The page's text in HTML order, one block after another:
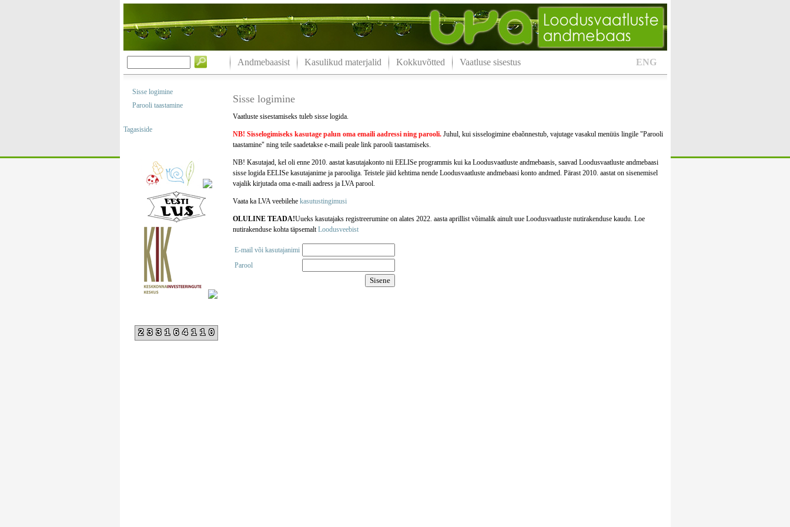
ENG
Andmebaasist Kasulikud materjalid Kokkuvõtted Vaatluse sisestus
Sisse logimine
Parooli taastamine
Tagasiside
233164110
Sisse logimine
Vaatluste sisestamiseks tuleb sisse logida.
NB! Sisselogimiseks kasutage palun oma emaili aadressining parooli.Juhul, kui sisselogimine ebaõnnestub, vajutage vasakul menüüs lingile "Parooli
taastamine" ning teile saadetakse e-maili peale link parooli taastamiseks.
NB! Kasutajad, kel oli enne 2010. aastat kasutajakonto nii EELISe programmis kui ka Loodusvaatluste andmebaasis, saavad Loodusvaatluste andmebaasi
sisse logida EELISe kasutajanime ja parooliga. Teistele jäid kehtima nende Loodusvaatluste andmebaasi konto andmed. Pärast 2010. aastat on sisenemisel
vajalik kirjutada oma e-maili aadress ja LVA parool.
Vaata ka LVA veebilehe kasutustingimusi
OLULINE TEADA!Uueks kasutajaks registreerumine on alates 2022. aasta aprillist võimalik ainult uue Loodusvaatluste nutirakenduse kaudu. Loe
nutirakenduse kohta täpsemaltLoodusveebist
E-mail või kasutajanimi
Parool